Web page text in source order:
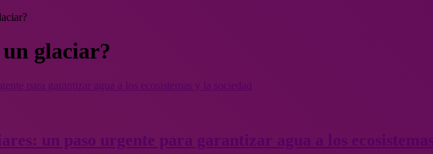
un glaciar?
para garantizar agua a los ecosistemas y la sociedad
un paso urgente para garantizar agua a los